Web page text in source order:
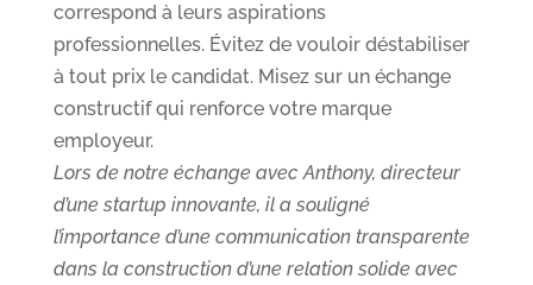
correspond à leurs aspirations
professionnelles. Évitez de vouloir déstabiliser
à tout prix le candidat. Misez sur un échange
constructif qui renforce votre marque
employeur.
Lors de notre échange avec Anthony, directeur
d’une startup innovante, il a souligné
l’importance d’une communication transparente
dans la construction d’une relation solide avec